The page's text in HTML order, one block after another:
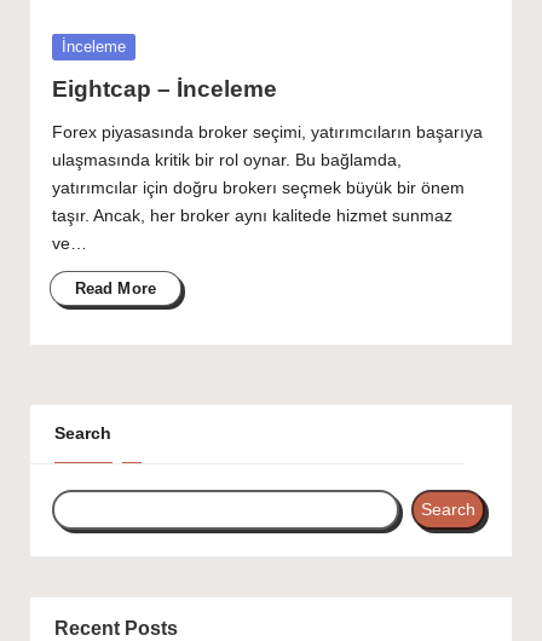
Posted
İnceleme
Eightcap – İnceleme
Forex piyasasında broker seçimi, yatırımcıların başarıya
ulaşmasında kritik bir rol oynar. Bu bağlamda,
yatırımcılar için doğru brokerı seçmek büyük bir önem
taşır. Ancak, her broker aynı kalitede hizmet sunmaz
ve…
Read More
Search
Search
Recent Posts